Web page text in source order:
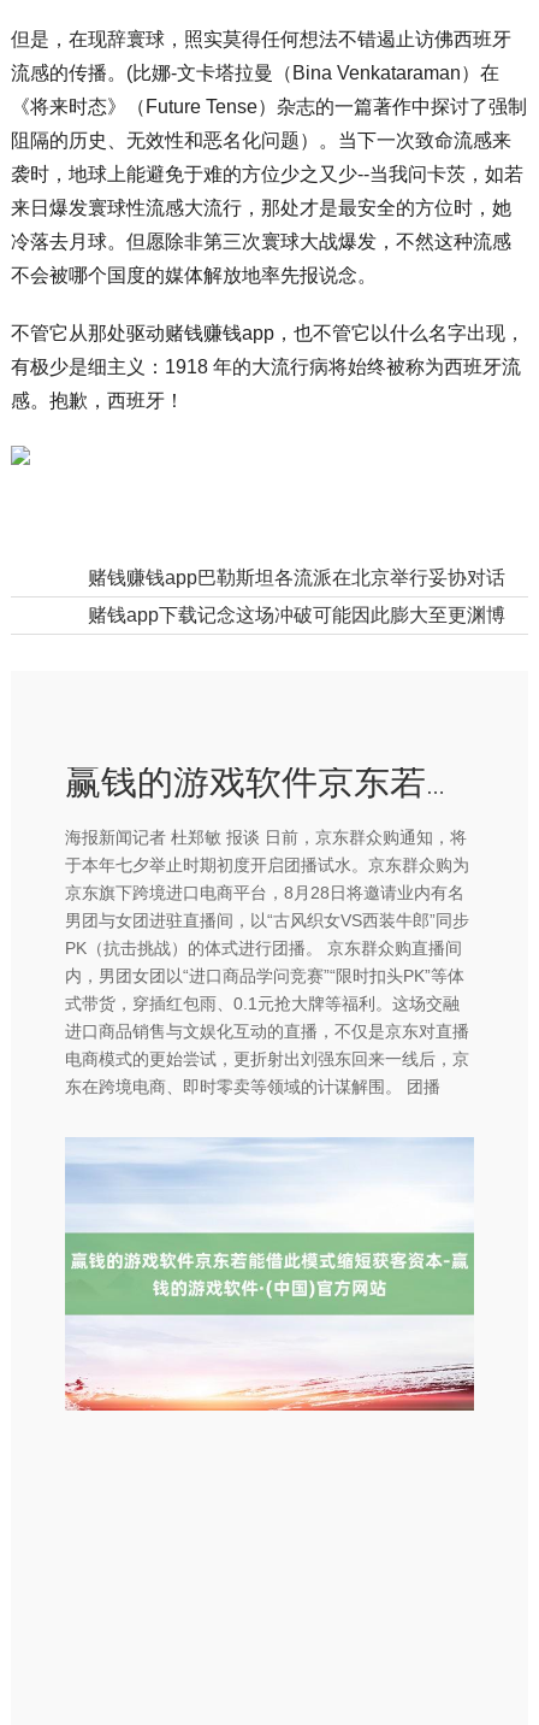
但是，在现辞寰球，照实莫得任何想法不错遏止访佛西班牙
流感的传播。(比娜-文卡塔拉曼（Bina Venkataraman）在
《将来时态》（Future Tense）杂志的一篇著作中探讨了强制
阻隔的历史、无效性和恶名化问题）。当下一次致命流感来
袭时，地球上能避免于难的方位少之又少--当我问卡茨，如若
来日爆发寰球性流感大流行，那处才是最安全的方位时，她
冷落去月球。但愿除非第三次寰球大战爆发，不然这种流感
不会被哪个国度的媒体解放地率先报说念。
不管它从那处驱动赌钱赚钱app，也不管它以什么名字出现，
有极少是细主义：1918 年的大流行病将始终被称为西班牙流
感。抱歉，西班牙！
赌钱赚钱app巴勒斯坦各流派在北京举行妥协对话并签署《北京宣言》-赢钱的游戏软件·(中国)官方网站
赌钱app下载记念这场冲破可能因此膨大至更渊博的区域-赢钱的游戏软件·(中国)官方网站
赢钱的游戏软件京东若能借此模式缩短获客资本-赢钱的游戏软件·(中国)官方网站
海报新闻记者 杜郑敏 报谈 日前，京东群众购通知，将
于本年七夕举止时期初度开启团播试水。京东群众购为
京东旗下跨境进口电商平台，8月28日将邀请业内有名
男团与女团进驻直播间，以“古风织女VS西装牛郎”同步
PK（抗击挑战）的体式进行团播。 京东群众购直播间
内，男团女团以“进口商品学问竞赛”“限时扣头PK”等体
式带货，穿插红包雨、0.1元抢大牌等福利。这场交融
进口商品销售与文娱化互动的直播，不仅是京东对直播
电商模式的更始尝试，更折射出刘强东回来一线后，京
东在跨境电商、即时零卖等领域的计谋解围。 团播